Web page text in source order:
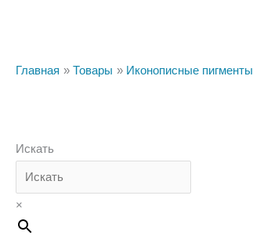
Главная Товары Иконописные пигменты
Искать
×